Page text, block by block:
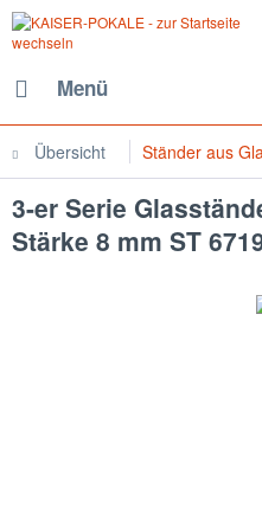
Menü
Übersicht Ständer aus
3-er Serie
Stärke 8 mm ST